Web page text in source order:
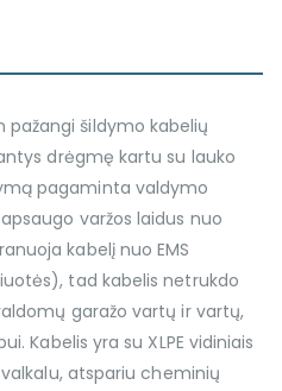
pažangi šildymo kabelių
drėgmę kartu su lauko
pagaminta valdymo
varžos laidus nuo
kabelį nuo EMS
tad kabelis netrukdo
garažo vartų ir vartų,
Kabelis yra su XLPE vidiniais
atspariu cheminių